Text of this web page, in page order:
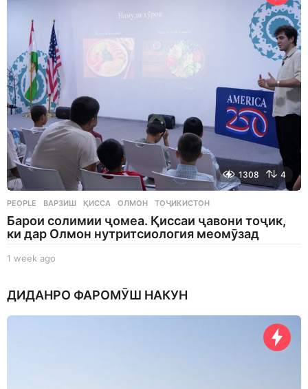
g
o
1308 4
PEOPLE ВАРЗИШ ,ҚИССА ,ОЛМОН ,ТОҶИКИСТОН
Барои солимии ҷомеа. Қиссаи ҷавони тоҷик,
ки дар Олмон нутритсиология меомӯзад
1 week ago
e
ДИДАНРО ФАРОМӮШ НАКУН